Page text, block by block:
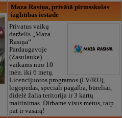
Maza Rasiņa, privātā pirmsskolas
izglītības iestāde
Privatus vaikų
darželis „Maza
Rasiņa“
Pardaugavoje
(Zasulauke)
vaikams nuo 10
mėn. iki 6 metų.
Licencijuotos programos (LV/RU),
logopedas, speciali pagalba, būreliai,
didelė žalia teritorija ir 3 kartų
maitinimas. Dirbame visus metus, taip
pat ir vasarą!